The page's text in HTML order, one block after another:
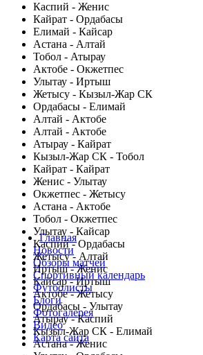
Каспий - Женис
Кайрат - Ордабасы
Елимай - Кайсар
Астана - Алтай
Тобол - Атырау
Актобе - Окжетпес
Улытау - Иртыш
Жетысу - Кызыл-Жар СК
Ордабасы - Елимай
Алтай - Актобе
Алтай - Актобе
Атырау - Кайрат
Кызыл-Жар СК - Тобол
Кайрат - Кайрат
Женис - Улытау
Окжетпес - Жетысу
Астана - Актобе
Тобол - Окжетпес
Улытау - Кайсар
Каспий - Ордабасы
Жетысу - Алтай
Иртыш - Женис
Кайсар - Иртыш
Актобе - Жетысу
Ордабасы - Улытау
Атырау - Каспий
Кызыл-Жар СК - Елимай
Астана - Женис
Главная
Новости
Обзоры матчей
Спортивный календарь
Футболисты
Блоги
Фотогалерея
Видео
Карта сайта